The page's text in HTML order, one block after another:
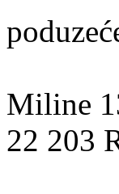
Miline
22 203